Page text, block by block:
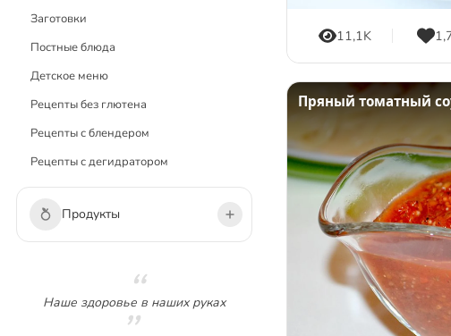
Заготовки
Постные блюда
Детское меню
Рецепты без глютена
Рецепты с блендером
Рецепты с дегидратором
Продукты
Наше здоровье в наших руках
11,1K
Пряный томатный